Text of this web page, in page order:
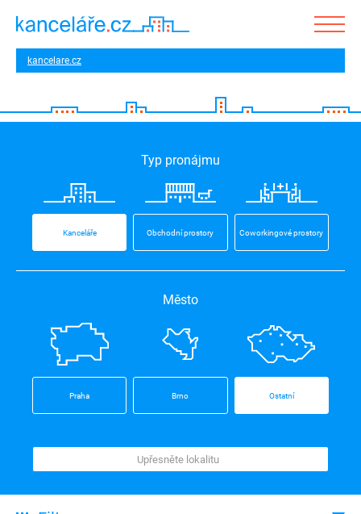
kancelare.cz
Typ pronájmu
Kanceláře Obchodní prostory Coworkingové prostory
Město
Praha Brno Ostatní